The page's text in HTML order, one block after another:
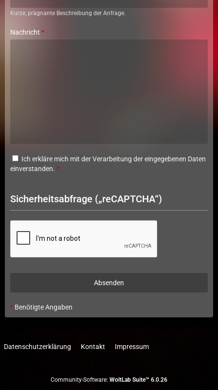
Kurze, prägnante Beschreibung der Anfrage.
Nachricht *
Ich erkläre mich mit der Verarbeitung der eingegebenen Daten
einverstanden. *
Sicherheitsabfrage („reCAPTCHA“)
* Benötigte Angaben
Datenschutzerklärung Kontakt Impressum
Community-Software: WoltLab Suite™ 6.0.26